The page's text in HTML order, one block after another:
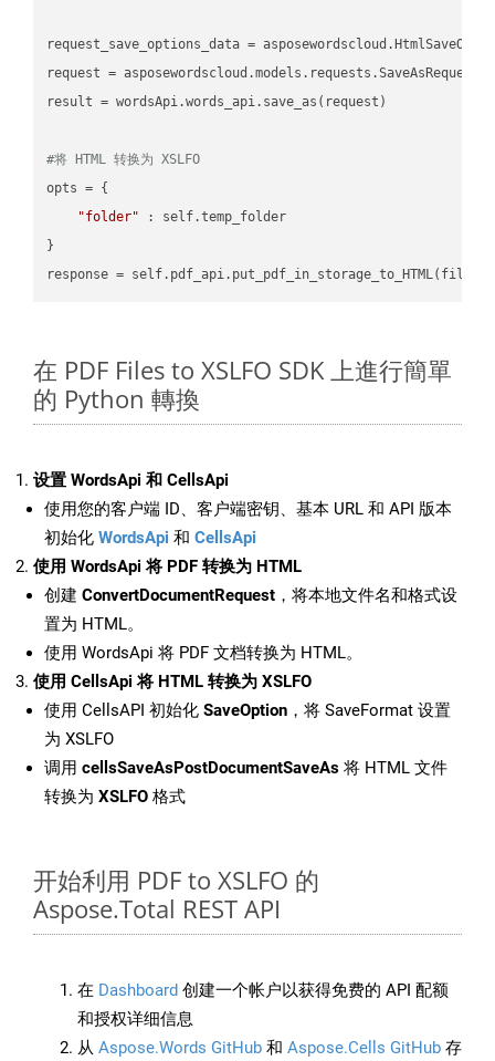
request_save_options_data =
request =
result = wordsApi.words_api.save_as(request)
#将 HTML 转换为 XSLFO
opts = {
"folder" : self.temp_folder
}
在 PDF Files to XSLFO SDK 上進行簡單
的 Python 轉換
设置 WordsApi 和 CellsApi
使用您的客户端 ID、客户端密钥、基本 URL 和 API 版本
初始化 WordsApi 和 CellsApi
使用 WordsApi 将 PDF 转换为 HTML
创建 ConvertDocumentRequest ，将本地文件名和格式设
置为 HTML。
使用 WordsApi 将 PDF 文档转换为 HTML。
使用 CellsApi 将 HTML 转换为 XSLFO
使用 CellsAPI 初始化 SaveOption ，将 SaveFormat 设置
为 XSLFO
调用 cellsSaveAsPostDocumentSaveAs 将 HTML 文件
转换为 XSLFO 格式
开始利用 PDF to XSLFO 的
Aspose.Total REST API
在 Dashboard 创建一个帐户以获得免费的 API 配额
和授权详细信息
从 Aspose.Words GitHub 和 Aspose.Cells GitHub 存